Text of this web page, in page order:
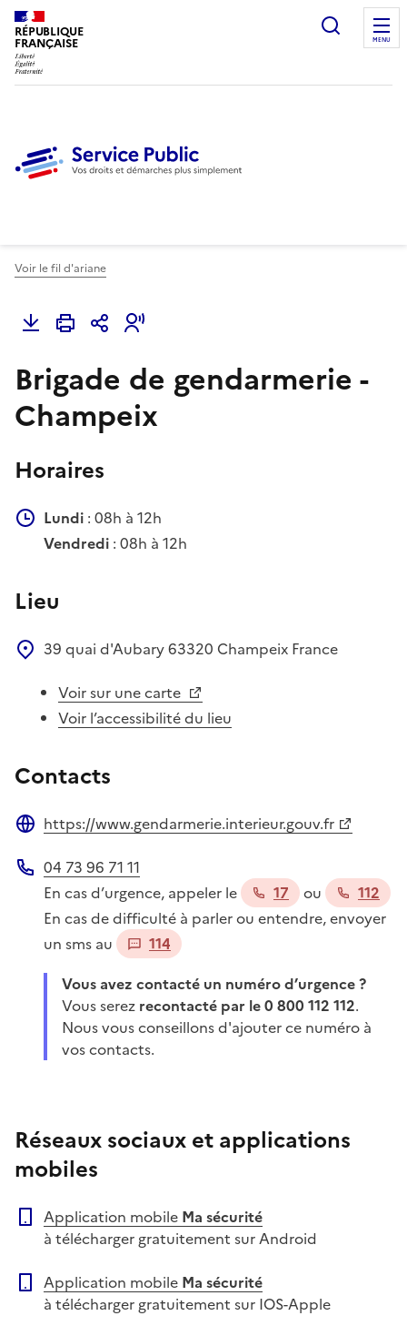
RÉPUBLIQUE
FRANÇAISE
Ouvrir
MENU
Voir le fil d'ariane
Brigade de gendarmerie -
Champeix
Horaires
Lundi : 08h à 12h
Vendredi : 08h à 12h
Lieu
39 quai d'Aubary63320 Champeix France
Voir sur une carte
Voir l’accessibilité du lieu
Contacts
https://www.gendarmerie.interieur.gouv.fr
Téléphone
04 73 96 71 11
En cas d’urgence, appeler le
17 ou
112
En cas de difficulté à parler ou entendre, envoyer
un sms au
114
Vous avez contacté un numéro d’urgence ?
Vous serez recontacté par le 0 800 112 112.
Nous vous conseillons d'ajouter ce numéro à
vos contacts.
Réseaux sociaux et applications
mobiles
Application mobile Ma sécurité
à télécharger gratuitement sur Android
Application mobile Ma sécurité
à télécharger gratuitement sur IOS-Apple